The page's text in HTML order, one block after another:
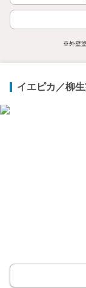
※外壁塗
イエピカ／柳